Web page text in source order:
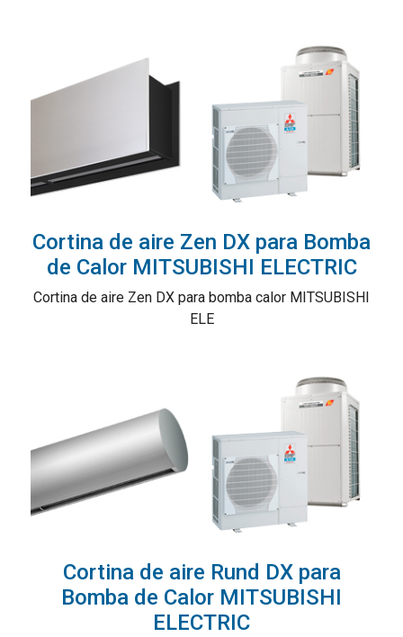
Cortina de aire Zen DX para Bomba
de Calor MITSUBISHI ELECTRIC
Cortina de aire Zen DX para bomba calor MITSUBISHI
ELE
Cortina de aire Rund DX para
Bomba de Calor MITSUBISHI
ELECTRIC